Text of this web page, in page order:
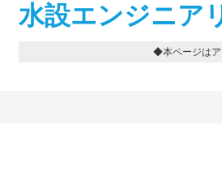
水設エンジニア
◆本ページはア